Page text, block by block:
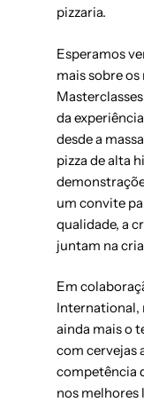
pizzaria.
Esperamos
mais sobre
da
desde a
pizza de alta
um convite
qualidade, a
juntam na
Em
International,
ainda mais o
com cervejas
competência
nos melhores